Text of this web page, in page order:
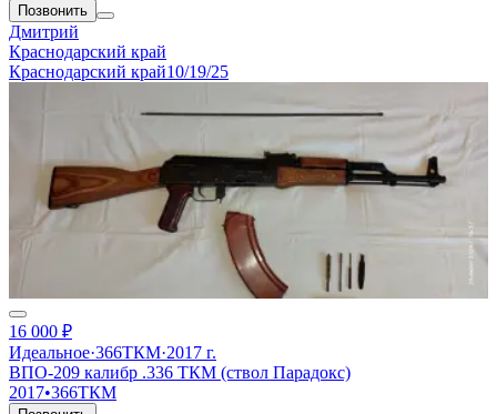
Позвонить
Дмитрий
Краснодарский край
Краснодарский край10/19/25
16 000 ₽
Идеальное·366ТКМ·2017 г.
ВПО-209 калибр .336 ТКМ (ствол Парадокс)
2017•366ТКМ